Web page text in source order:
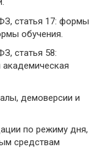
статья 17: формы
обучения.
статья 58:
академическая
демоверсии и
по режиму дня,
средствам